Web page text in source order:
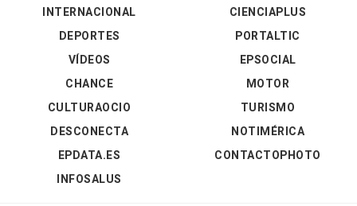
INTERNACIONAL
DEPORTES
VÍDEOS
CIENCIAPLUS
PORTALTIC
EPSOCIAL
CHANCE
CULTURAOCIO
DESCONECTA
EPDATA.ES
INFOSALUS
MOTOR
TURISMO
NOTIMÉRICA
CONTACTOPHOTO